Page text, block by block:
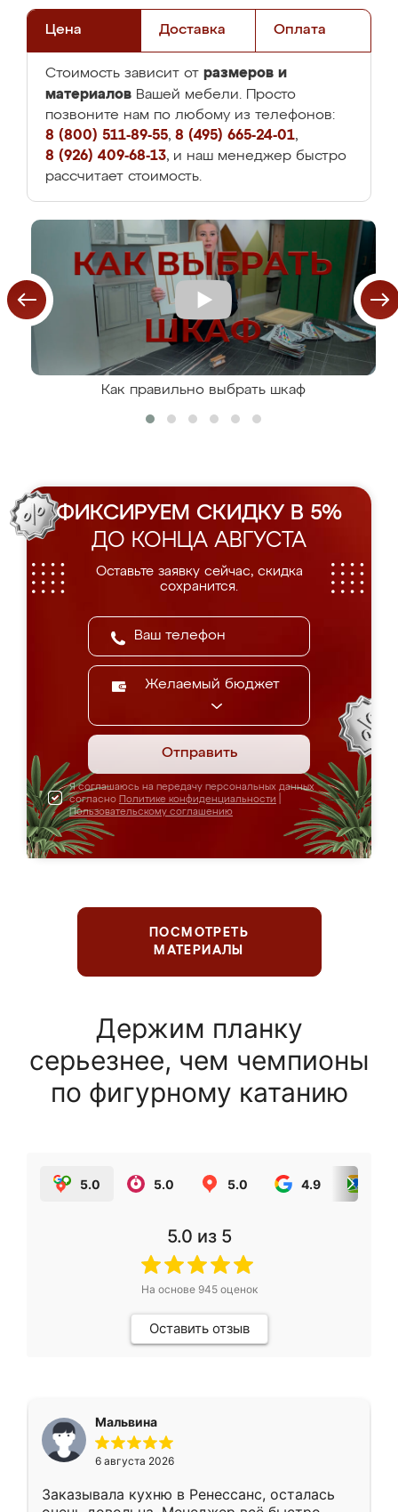
Цена Доставка Оплата
Стоимость зависит от размеров и
материалов Вашей мебели. Просто
позвоните нам по любому из телефонов:
8 (800) 511-89-55, 8 (495) 665-24-01,
8 (926) 409-68-13, и наш менеджер быстро
рассчитает стоимость.
Как правильно выбрать шкаф
ФИКСИРУЕМ СКИДКУ В 5%
ДО КОНЦА АВГУСТА
Оставьте заявку сейчас, скидка
сохранится.
Желаемый бюджет
Отправить
Я соглашаюсь на передачу персональных данных
согласно Политике конфиденциальности
Пользовательскому соглашению
ПОСМОТРЕТЬ
МАТЕРИАЛЫ
Держим планку
серьезнее, чем чемпионы
по фигурному катанию
5.0 5.0 5.0 4.9
5.0 из 5
На основе 945оценок
Оставить отзыв
Мальвина
6 августа 2026
Заказывала кухню в Ренессанс, осталась